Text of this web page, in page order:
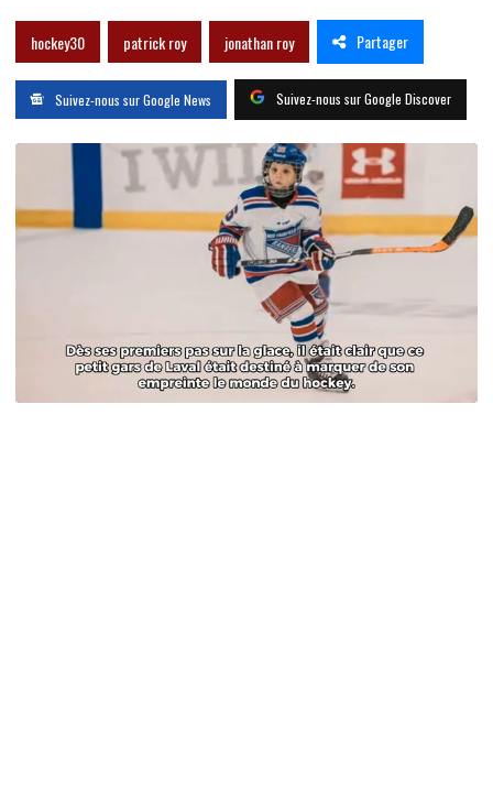
hockey30 patrick roy jonathan roy Partager
Suivez-nous sur Google News Suivez-nous sur Google Discover